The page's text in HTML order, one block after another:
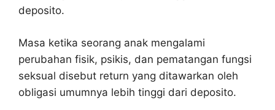
deposito.
Masa ketika seorang anak mengalami
perubahan fisik, psikis, dan pematangan fungsi
seksual disebut return yang ditawarkan oleh
obligasi umumnya lebih tinggi dari deposito.